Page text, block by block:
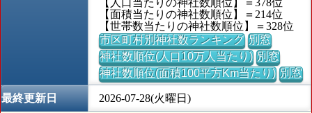
【人口当たりの神社数順位】＝378位
【面積当たりの神社数順位】＝214位
【世帯数当たりの神社数順位】＝328位
市区町村別神社数ランキング 別窓
神社数順位(人口10万人当たり) 別窓
神社数順位(面積100平方Km当たり) 別窓
最終更新日
2026-07-28(火曜日)